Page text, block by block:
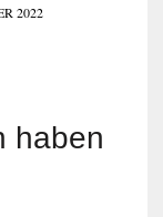
2022
haben